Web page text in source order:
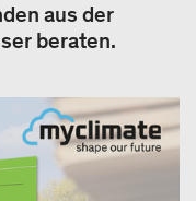
aus der
beraten.